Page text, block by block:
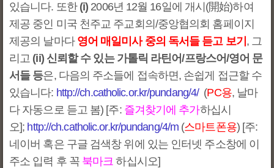
있습니다. 또한 (i) 2006년 12월 16일에 개시(開始)하여
제공 중인 미국 천주교 주교회의/중앙협의회 홈페이지
제공의 날마다 영어 매일미사 중의 독서들 듣고 보기 , 그
리고 (ii) 신뢰할 수 있는 가톨릭 라틴어/프랑스어/영어 문
서들 등은, 다음의 주소들에 접속하면, 손쉽게 접근할 수
있습니다: http://ch.catholic.or.kr/pundang/4/(PC용, 날마
다 자동으로 듣고 봄) [주: 즐겨찾기에 추가하십시
오]; http://ch.catholic.or.kr/pundang/4/m (스마트폰용) [주:
네이버 혹은 구글 검색창 위에 있는 인터넷 주소창에 이
주소 입력 후 꼭 북마크 하십시오]